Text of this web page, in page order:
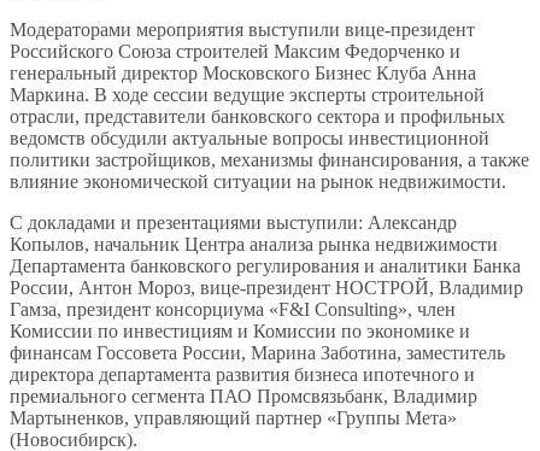
Модераторами мероприятия выступили вице-президент
Российского Союза строителей Максим Федорченко и
генеральный директор Московского Бизнес Клуба Анна
Маркина. В ходе сессии ведущие эксперты строительной
отрасли, представители банковского сектора и профильных
ведомств обсудили актуальные вопросы инвестиционной
политики застройщиков, механизмы финансирования, а также
влияние экономической ситуации на рынок недвижимости.
С докладами и презентациями выступили: Александр
Копылов, начальник Центра анализа рынка недвижимости
Департамента банковского регулирования и аналитики Банка
России, Антон Мороз, вице-президент НОСТРОЙ, Владимир
Гамза, президент консорциума «F&I Consulting», член
Комиссии по инвестициям и Комиссии по экономике и
финансам Госсовета России, Марина Заботина, заместитель
директора департамента развития бизнеса ипотечного и
премиального сегмента ПАО Промсвязьбанк, Владимир
Мартыненков, управляющий партнер «Группы Мета»
(Новосибирск).